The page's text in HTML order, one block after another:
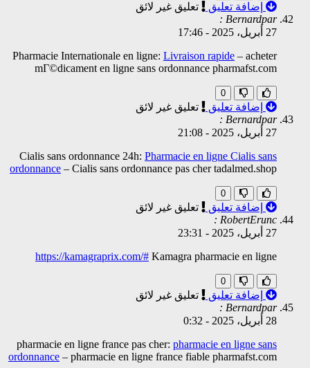
إضافة تعليق
تعليق غير لائق
Bernardpar :
27 أبريل، 2025
-
17:46
Pharmacie Internationale en ligne: Livraison rapide – acheter
mГ©dicament en ligne sans ordonnance pharmafst.com
0
إضافة تعليق
تعليق غير لائق
Bernardpar :
27 أبريل، 2025
-
21:08
Cialis sans ordonnance 24h: Pharmacie en ligne Cialis sans
ordonnance – Cialis sans ordonnance pas cher tadalmed.shop
0
إضافة تعليق
تعليق غير لائق
RobertErunc :
27 أبريل، 2025
-
23:31
https://kamagraprix.com/# Kamagra pharmacie en ligne
0
إضافة تعليق
تعليق غير لائق
Bernardpar :
28 أبريل، 2025
-
0:32
pharmacie en ligne france pas cher: pharmacie en ligne sans
ordonnance – pharmacie en ligne france fiable pharmafst.com